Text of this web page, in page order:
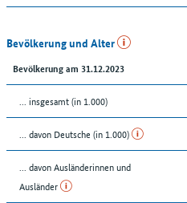
Bevölkerung und Alter
Bevölkerung am 31.12.2023
... insgesamt (in 1.000)
... davon Deutsche (in 1.000)
... davon Ausländerinnen und
Ausländer